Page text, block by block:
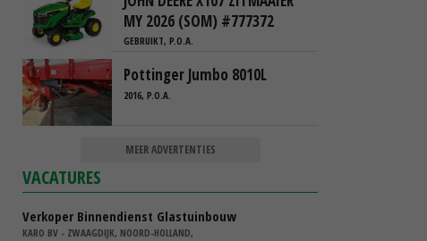
MY 2026 (SOM) #777372
GEBRUIKT, P.O.A.
Pottinger Jumbo 8010L
2016, P.O.A.
MEER ADVERTENTIES
VACATURES
Verkoper Binnendienst Glastuinbouw
KARO BV - ZWAAGDIJK, NOORD-HOLLAND,